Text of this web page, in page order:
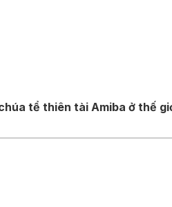
tể thiên tài Amiba ở thế